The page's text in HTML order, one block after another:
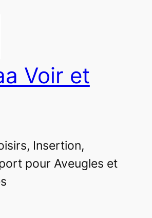
Voir et
Insertion,
pour Aveugles et